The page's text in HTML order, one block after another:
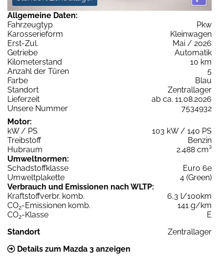
Allgemeine Daten:
Fahrzeugtyp
Pkw
Karosserieform
Kleinwagen
Erst-Zul.
Mai / 2026
Getriebe
Automatik
Kilometerstand
10 km
Anzahl der Türen
5
Farbe
Blau
Standort
Zentrallager
Lieferzeit
ab ca. 11.08.2026
Unsere Nummer
7534932
Motor:
kW / PS
103 kW / 140 PS
Treibstoff
Benzin
Hubraum
2.488 cm³
Umweltnormen:
Schadstoffklasse
Euro 6e
Umweltplakette
4 (Green)
Verbrauch und Emissionen nach WLTP:
Kraftstoffverbr. komb.
6,3 l/100km
CO2-Emissionen komb.
141 g/km
CO2-Klasse
E
Standort
Zentrallager
Details zum Mazda 3 anzeigen